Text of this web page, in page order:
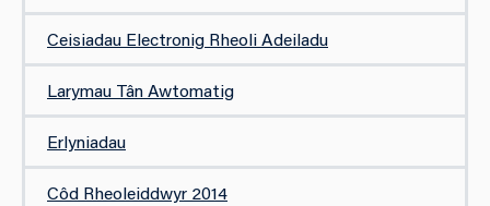
Ceisiadau Electronig Rheoli Adeiladu
Larymau Tân Awtomatig
Erlyniadau
Côd Rheoleiddwyr 2014